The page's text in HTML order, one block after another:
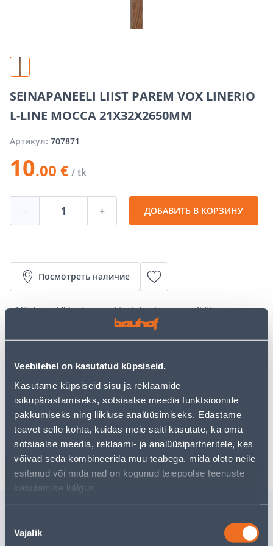
Veebilehel on kasutatud küpsiseid.
Kasutame küpsiseid sisu ja reklaamide
isikupärastamiseks, sotsiaalse meedia funktsioonide
pakkumiseks ning liikluse analüüsimiseks. Edastame
teavet selle kohta, kuidas meie saiti kasutate, ka oma
sotsiaalse meedia, reklaami- ja analüüsipartneritele, kes
võivad seda kombineerida muu teabega, mida olete neile
esitanud või mida nad on kogunud teiepoolse teenuste
kasutamise käigus.
valik
Vajalik
SEINAPANEELI LIIST PAREM VOX LINERIO
L-LINE MOCCA 21X32X2650MM
Артикул: 707871
10.00 €/ tk
− + ДОБАВИТЬ В КОРЗИНУ
Посмотреть наличие
• Niiskus-, UV- ning veekindel seinapaneeli liist.
• Poolmatt viimistlusega ja mõõtmetega mõõtmetega
2,1 x 3,2 x 265 cm.
ja kergesti puhastatav materjal.
• 14-päevane tagastusõigus.
Забрать в магазине, с 07.08.2026
Ожидаемая доставка домой от 16,90 € с 2-5 tööpäeva
Похожие продукты